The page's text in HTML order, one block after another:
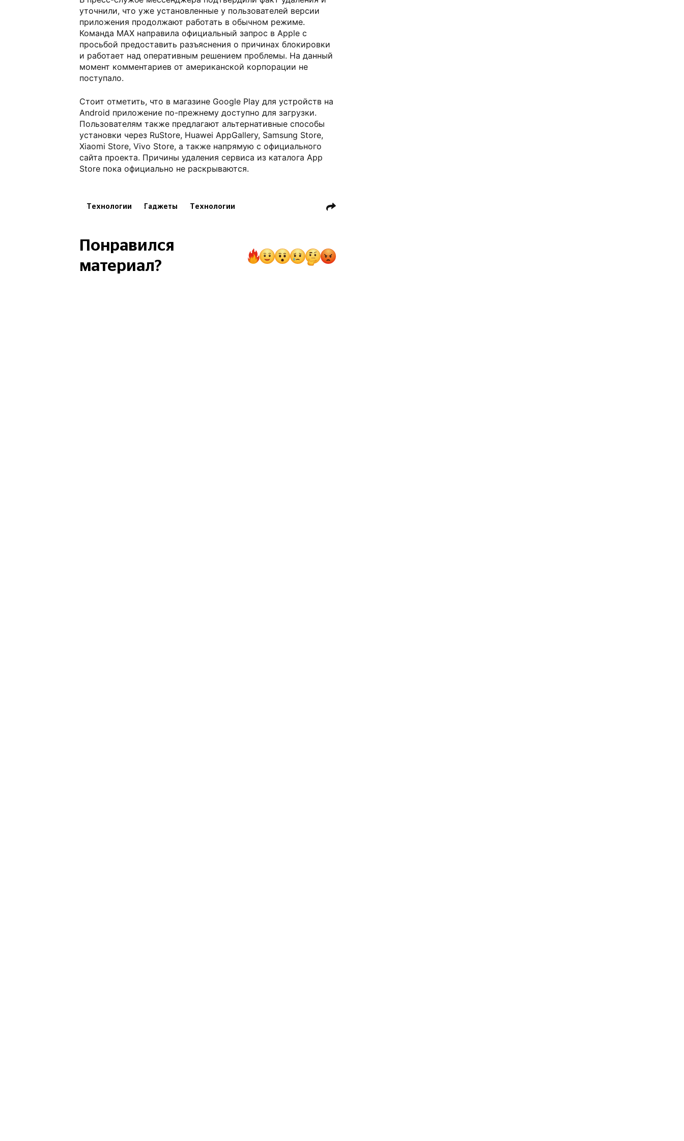
уточнили, что уже установленные у пользователей версии
приложения продолжают работать в обычном режиме.
Команда MAX направила официальный запрос в Apple с
просьбой предоставить разъяснения о причинах блокировки
и работает над оперативным решением проблемы. На данный
момент комментариев от американской корпорации не
поступало.
Стоит отметить, что в магазине Google Play для устройств на
Android приложение по-прежнему доступно для загрузки.
Пользователям также предлагают альтернативные способы
установки через RuStore, Huawei AppGallery, Samsung Store,
Xiaomi Store, Vivo Store, а также напрямую с официального
сайта проекта. Причины удаления сервиса из каталога App
Store пока официально не раскрываются.
Технологии Гаджеты Технологии
Понравился
материал?